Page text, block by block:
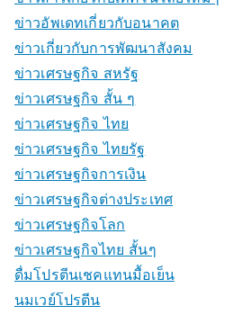
ข่าวอัพเดทเกี่ยวกับอนาคต
ข่าวเกี่ยวกับการพัฒนาสังคม
ข่าวเศรษฐกิจ สหรัฐ
ข่าวเศรษฐกิจ สั้น ๆ
ข่าวเศรษฐกิจ ไทย
ข่าวเศรษฐกิจ ไทยรัฐ
ข่าวเศรษฐกิจการเงิน
ข่าวเศรษฐกิจต่างประเทศ
ข่าวเศรษฐกิจโลก
ข่าวเศรษฐกิจไทย สั้นๆ
ดื่มโปรตีนเชคแทนมื้อเย็น
นมเวย์โปรตีน